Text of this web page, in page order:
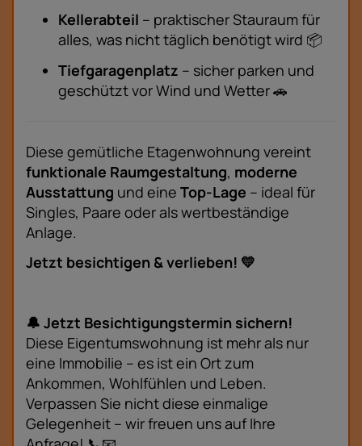
Kellerabteil – praktischer Stauraum für
alles, was nicht täglich benötigt wird 📦
Tiefgaragenplatz – sicher parken und
geschützt vor Wind und Wetter 🚗
Diese gemütliche Etagenwohnung vereint
funktionale Raumgestaltung, moderne
Ausstattung und eine Top-Lage – ideal für
Singles, Paare oder als wertbeständige
Anlage.
Jetzt besichtigen & verlieben! 💛
🔔 Jetzt Besichtigungstermin sichern!
Diese Eigentumswohnung ist mehr als nur
eine Immobilie – es ist ein Ort zum
Ankommen, Wohlfühlen und Leben.
Verpassen Sie nicht diese einmalige
Gelegenheit – wir freuen uns auf Ihre